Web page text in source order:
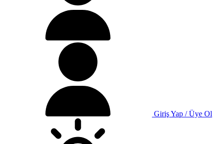
Giriş Yap / Üye Ol